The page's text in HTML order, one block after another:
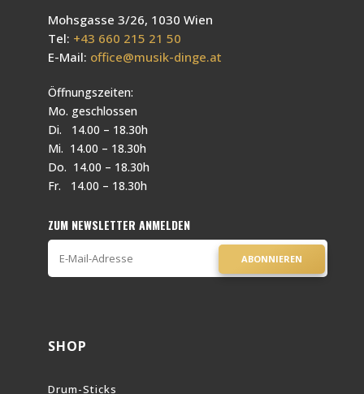
Mohsgasse 3/26, 1030 Wien
Tel: +43 660 215 21 50
E-Mail: office@musik-dinge.at
Öffnungszeiten:
Mo. geschlossen
Di. 14.00 – 18.30h
Mi. 14.00 – 18.30h
Do. 14.00 – 18.30h
Fr. 14.00 – 18.30h
ZUM NEWSLETTER ANMELDEN
ABONNIEREN
SHOP
Drum-Sticks